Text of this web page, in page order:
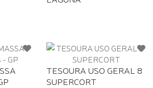
TESOURA USO GERAL 8
SUPERCORT